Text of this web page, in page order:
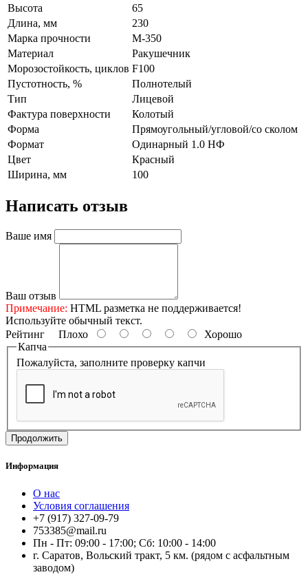
Высота
65
Длина, мм
230
Марка прочности
М-350
Материал
Ракушечник
Морозостойкость, циклов F100
Пустотность, %
Полнотелый
Тип
Лицевой
Фактура поверхности
Колотый
Форма
Прямоугольный/угловой/со сколом
Формат
Одинарный 1.0 НФ
Цвет
Красный
Ширина, мм
100
Написать отзыв
Ваше имя
Ваш отзыв
Примечание: HTML разметка не поддерживается!
Используйте обычный текст.
Рейтинг Плохо
Хорошо
Капча
Пожалуйста, заполните проверку капчи
Продолжить
Информация
О нас
Условия соглашения
+7 (917) 327-09-79
753385@mail.ru
Пн - Пт: 09:00 - 17:00; Сб: 10:00 - 14:00
г. Саратов, Вольский тракт, 5 км. (рядом с асфальтным
заводом)